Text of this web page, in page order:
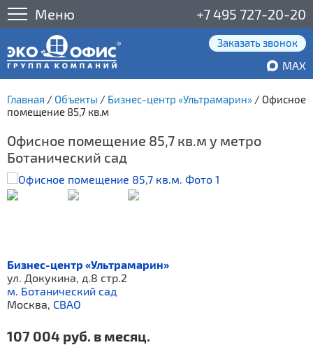
Меню +7 495 727-20-20
Заказать звонок
MAX
Главная / Объекты / Бизнес-центр «Ультрамарин» / Офисное
помещение 85,7 кв.м
Офисное помещение 85,7 кв.м у метро
Ботанический сад
Бизнес-центр «Ультрамарин»
ул. Докукина, д.8 стр.2
м. Ботанический сад
Москва, СВАО
107 004 руб. в месяц.